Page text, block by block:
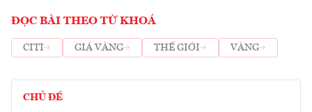
ĐỌC BÀI THEO TỪ KHOÁ
CITI GIÁ VÀNG THẾ GIỚI VÀNG
CHỦ ĐỀ